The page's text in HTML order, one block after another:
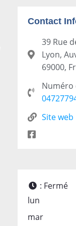
Contact
39 Rue
Lyon,
69000,
Numéro
Site web
: Fermé
lun
mar